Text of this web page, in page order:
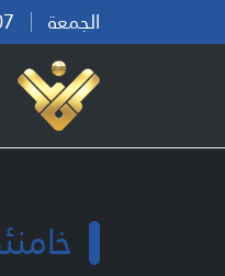
الجمعة